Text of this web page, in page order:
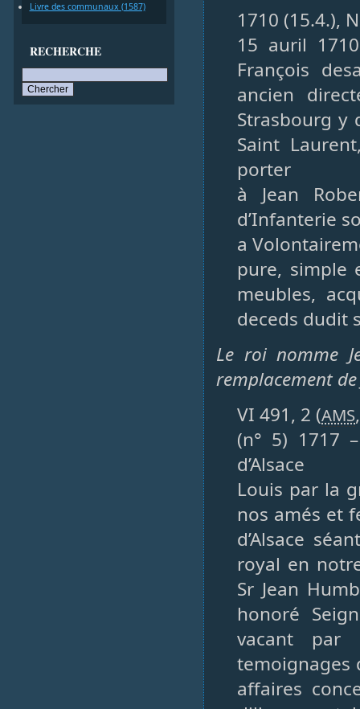
Livre des communaux (1587)
RECHERCHE
1710 (15.4.),
15 auril
François
ancien
Strasbourg y
Saint
porter
à Jean
d’Infanterie
a
pure, simple
meubles,
deceds dudit
Le roi nomme
remplacement
VI 491, 2 (AMS
(n° 5) 1717
d’Alsace
Louis par la
nos amés et
d’Alsace
royal en
Sr Jean
honoré
vacant par
temoignages
affaires